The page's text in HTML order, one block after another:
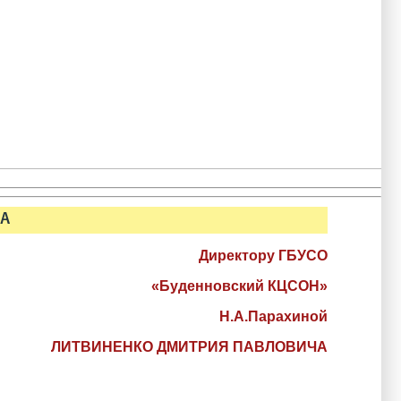
Директору ГБУСО
«Буденновский КЦСОН»
Н.А.Парахиной
ЛИТВИНЕНКО ДМИТРИЯ ПАВЛОВИЧА